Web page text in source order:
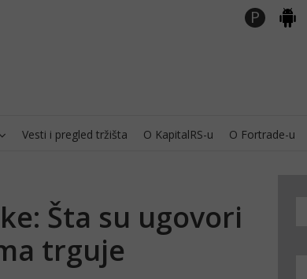
P Android
Vesti i pregled tržišta O KapitalRS-u O Fortrade-u
Šta su ugovori
trguje